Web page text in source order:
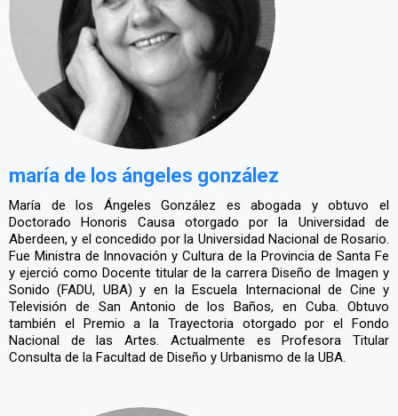
maría de los ángeles gonzález
María de los Ángeles González es abogada y obtuvo el
Doctorado Honoris Causa otorgado por la Universidad de
Aberdeen, y el concedido por la Universidad Nacional de Rosario.
Fue Ministra de Innovación y Cultura de la Provincia de Santa Fe
y ejerció como Docente titular de la carrera Diseño de Imagen y
Sonido (FADU, UBA) y en la Escuela Internacional de Cine y
Televisión de San Antonio de los Baños, en Cuba. Obtuvo
también el Premio a la Trayectoria otorgado por el Fondo
Nacional de las Artes. Actualmente es Profesora Titular
Consulta de la Facultad de Diseño y Urbanismo de la UBA.